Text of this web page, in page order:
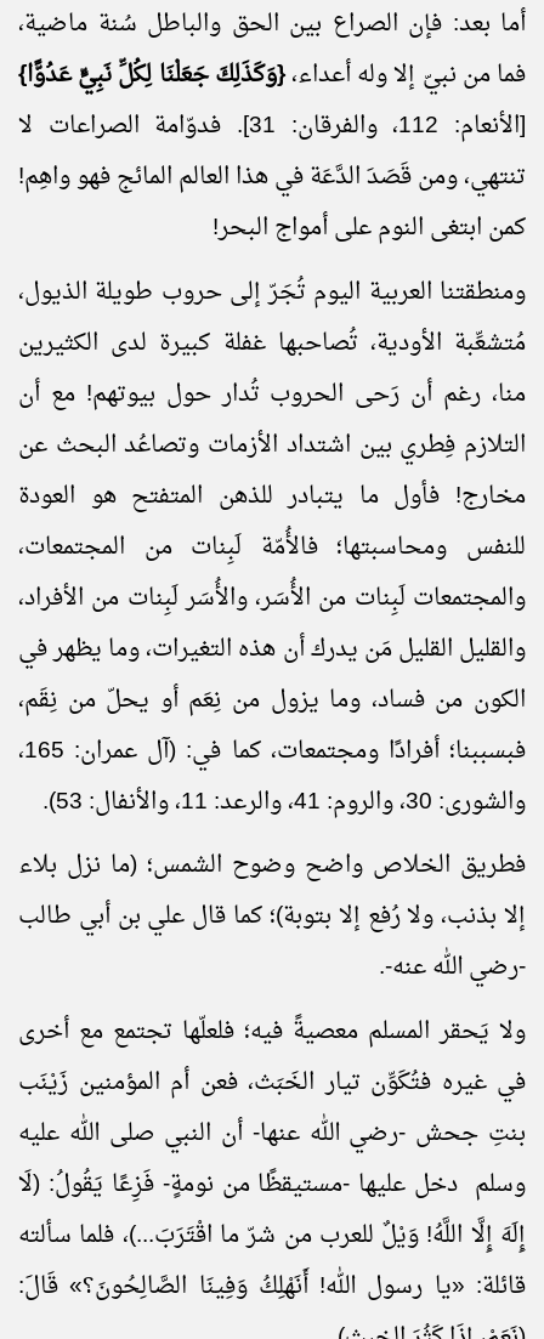
أما بعد: فإن الصراع بين الحق والباطل سُنة ماضية،
فما من نبيّ إلا وله أعداء،{وَكَذَلِكَ جَعَلْنَا لِكُلِّ نَبِيٍّ عَدُوًّا}
[الأنعام: 112، والفرقان: 31]. فدوّامة الصراعات لا
تنتهي، ومن قَصَدَ الدَّعَة في هذا العالم المائج فهو واهِم!
كمن ابتغى النوم على أمواج البحر!
ومنطقتنا العربية اليوم تُجَرّ إلى حروب طويلة الذيول،
مُتشعِّبة الأودية، تُصاحبها غفلة كبيرة لدى الكثيرين
منا، رغم أن رَحى الحروب تُدار حول بيوتهم! مع أن
التلازم فِطري بين اشتداد الأزمات وتصاعُد البحث عن
مخارج! فأول ما يتبادر للذهن المتفتح هو العودة
للنفس ومحاسبتها؛ فالأُمّة لَبِنات من المجتمعات،
والمجتمعات لَبِنات من الأُسَر، والأُسَر لَبِنات من الأفراد،
والقليل القليل مَن يدرك أن هذه التغيرات، وما يظهر في
الكون من فساد، وما يزول من نِعَم أو يحلّ من نِقَم،
فبسببنا؛ أفرادًا ومجتمعات، كما في: (آل عمران: 165،
والشورى: 30، والروم: 41، والرعد: 11، والأنفال: 53).
فطريق الخلاص واضح وضوح الشمس؛ (ما نزل بلاء
إلا بذنب، ولا رُفع إلا بتوبة)؛ كما قال علي بن أبي طالب
-رضي الله عنه-.
ولا يَحقر المسلم معصيةً فيه؛ فلعلّها تجتمع مع أخرى
في غيره فتُكَوِّن تيار الخَبَث، فعن أم المؤمنين زَيْنَب
بنتِ جحش -رضي الله عنها- أن النبي صلى الله عليه
وسلم دخل عليها -مستيقظًا من نومةٍ- فَزِعًا يَقُولُ: (لَا
إِلَهَ إِلَّا اللَّهُ! وَيْلٌ للعرب من شرّ ما اقْتَرَبَ...)، فلما سألته
قائلة: «يا رسول الله!أَنَهْلِكُوَفِينَا الصَّالِحُونَ؟» قَالَ: